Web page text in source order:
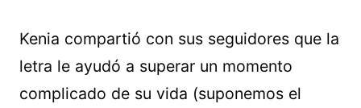
Kenia compartió con sus seguidores que la
letra le ayudó a superar un momento
complicado de su vida (suponemos el